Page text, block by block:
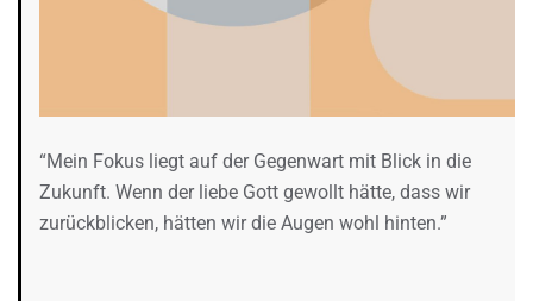
“Mein Fokus liegt auf der Gegenwart mit Blick in die
Zukunft. Wenn der liebe Gott gewollt hätte, dass wir
zurückblicken, hätten wir die Augen wohl hinten.”